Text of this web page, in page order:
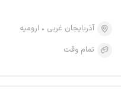
آذربایجان غربی
ارومیه
تمام وقت